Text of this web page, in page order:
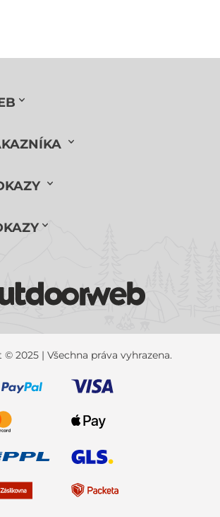
2025 | Všechna práva vyhrazena.